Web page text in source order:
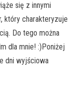
się z innymi
który charakteryzuje
Do tego można
dla mnie! :)Poniżej
dni wyjściowa